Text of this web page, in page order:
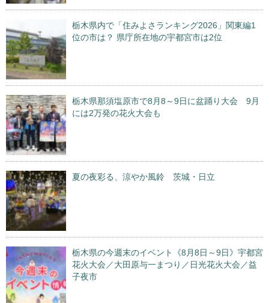
栃木県内で「住みよさランキング2026」関東編1
位の市は？ 県庁所在地の宇都宮市は2位
栃木県那須塩原市で8月8～9日に盆踊り大会 9月
には2万発の花火大会も
夏の夜彩る、涼やか風鈴 茨城・日立
栃木県の今週末のイベント《8月8日～9日》宇都宮
花火大会／大田原与一まつり／日光花火大会／益
子夜市